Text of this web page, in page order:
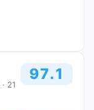
· 21
97.1